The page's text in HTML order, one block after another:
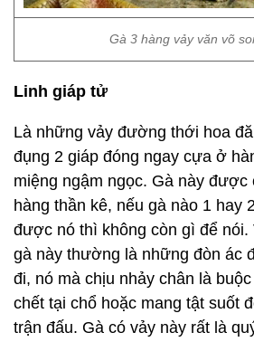
Gà 3 hàng vảy văn võ
Linh giáp tử
Là những vảy đường thới hoa
đụng 2 giáp đóng ngay cựa ở
miệng ngậm ngọc. Gà này được
hàng thần kê, nếu gà nào 1 hay
được nó thì không còn gì để
gà này thường là những đòn ác
đi, nó mà chịu nhảy chân là
chết tại chổ hoặc mang tật suốt
trận đấu. Gà có vảy này rất là